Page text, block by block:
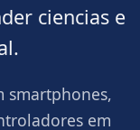
ciencias e
smartphones,
em